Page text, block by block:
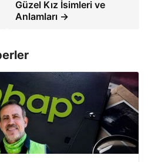
Güzel Kız İsimleri ve
Anlamları →